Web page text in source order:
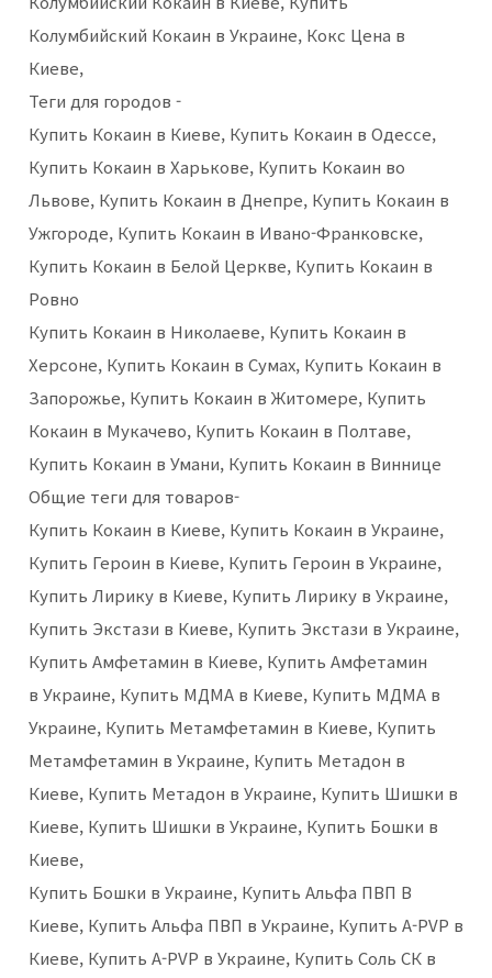
Колумбийский Кокаин в Украине, Кокс Цена в
Киеве,
Теги для городов -
Купить Кокаин в Киеве, Купить Кокаин в Одессе,
Купить Кокаин в Харькове, Купить Кокаин во
Львове, Купить Кокаин в Днепре, Купить Кокаин в
Ужгороде, Купить Кокаин в Ивано-Франковске,
Купить Кокаин в Белой Церкве, Купить Кокаин в
Ровно
Купить Кокаин в Николаеве, Купить Кокаин в
Херсоне, Купить Кокаин в Сумах, Купить Кокаин в
Запорожье, Купить Кокаин в Житомере, Купить
Кокаин в Мукачево, Купить Кокаин в Полтаве,
Купить Кокаин в Умани, Купить Кокаин в Виннице
Общие теги для товаров-
Купить Кокаин в Киеве, Купить Кокаин в Украине,
Купить Героин в Киеве, Купить Героин в Украине,
Купить Лирику в Киеве, Купить Лирику в Украине,
Купить Экстази в Киеве, Купить Экстази в Украине,
Купить Амфетамин в Киеве, Купить Амфетамин
в Украине, Купить МДМА в Киеве, Купить МДМА в
Украине, Купить Метамфетамин в Киеве, Купить
Метамфетамин в Украине, Купить Метадон в
Киеве, Купить Метадон в Украине, Купить Шишки в
Киеве, Купить Шишки в Украине, Купить Бошки в
Киеве,
Купить Бошки в Украине, Купить Альфа ПВП В
Киеве, Купить Альфа ПВП в Украине, Купить A-PVP в
Киеве, Купить A-PVP в Украине, Купить Соль СК в